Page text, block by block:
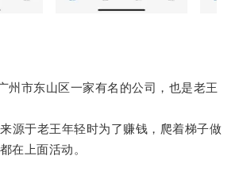
市东山区一家有名的公司，也是老王
于老王年轻时为了赚钱，爬着梯子做
在上面活动。